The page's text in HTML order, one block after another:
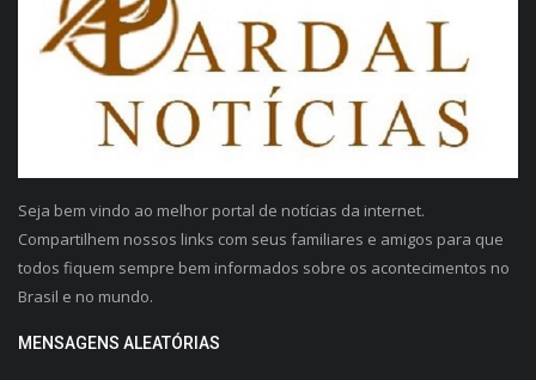
Seja bem vindo ao melhor portal de notícias da internet.
Compartilhem nossos links com seus familiares e amigos para que
todos fiquem sempre bem informados sobre os acontecimentos no
Brasil e no mundo.
MENSAGENS ALEATÓRIAS